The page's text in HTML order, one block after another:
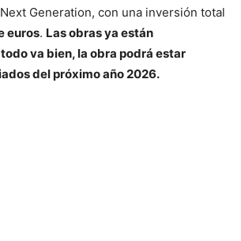
Generation, con una inversión total
euros. Las obras ya están
va bien, la obra podrá estar
del próximo año 2026.